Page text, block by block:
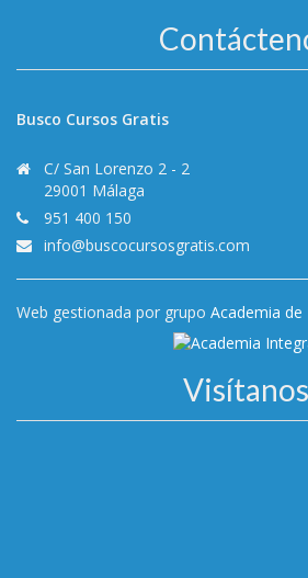
Busco Cursos Gratis
C/ San Lorenzo 2 - 2
29001 Málaga
951 400 150
info@buscocursosgratis.com
Web gestionada por grupo Academia de
Visítanos